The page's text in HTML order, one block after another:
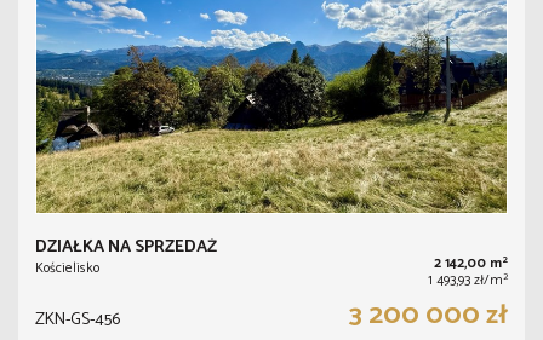
DZIAŁKA NA SPRZEDAŻ
Kościelisko 2 142,00 m2
1 493,93 zł/m2
ZKN-GS-456 3 200 000 zł